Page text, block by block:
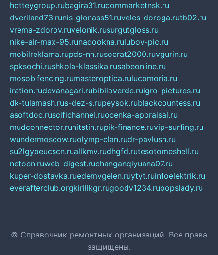
hotteygroup.rubagira31.rudommarketnsk.ru
dveriland73.runis-glonass51.ruveles-doroga.rutb02.ru
vrema-zdorov.ruvelonik.rusurgutgloss.ru
nike-air-max-95.runadookna.rulubov-pic.ru
mobilreklama.rupds-nn.rusocrat2000.ruvgurin.ru
spksochi.rushkola-klassika.rusabeonline.ru
mosoblfencing.rumasteroptica.rulucomoria.ru
iration.rudevanagari.rubiblioverde.ruigro-pictures.ru
dk-tulamash.rus-dez-s.rupeysok.rublackcountess.ru
asoftdoc.ruscifichannel.ruocenka-appraisal.ru
mudconnector.ruhitstih.rupik-finance.ruvip-surfing.ru
wundermoscow.ruolymp-clan.rudr-pavlush.ru
su2lgyoeucscn.ruallkmv.rudhgfd.rutesotomeshell.ru
netoen.ruweb-digest.ruchanganqiyuana07.ru
kuper-dostavka.ruedemvgelen.ruytyt.ruinfoelektrik.ru
everafterclub.orgkirillkgr.rugoodv1234.ruoopslady.ru
© Справочник ремонтных организаций. Все права
защищены.